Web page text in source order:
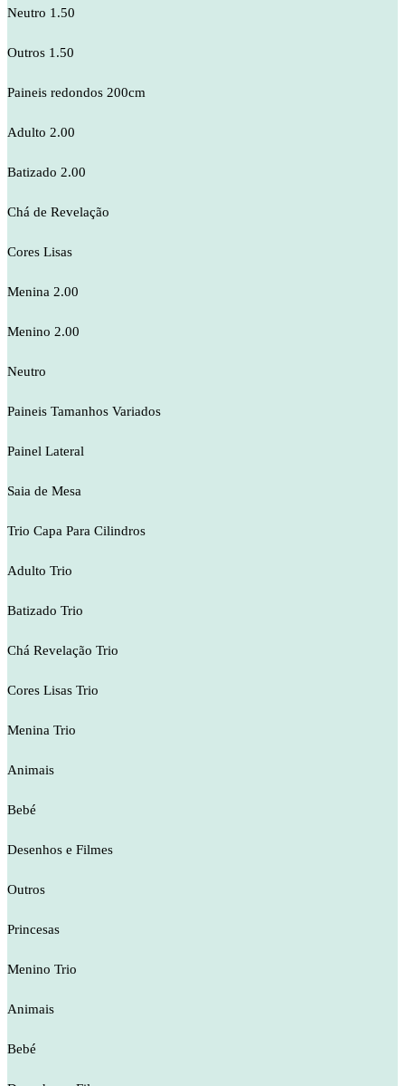
Neutro 1.50
Outros 1.50
Paineis redondos 200cm
Adulto 2.00
Batizado 2.00
Chá de Revelação
Cores Lisas
Menina 2.00
Menino 2.00
Neutro
Paineis Tamanhos Variados
Painel Lateral
Saia de Mesa
Trio Capa Para Cilindros
Adulto Trio
Batizado Trio
Chá Revelação Trio
Cores Lisas Trio
Menina Trio
Animais
Bebé
Desenhos e Filmes
Outros
Princesas
Menino Trio
Animais
Bebé